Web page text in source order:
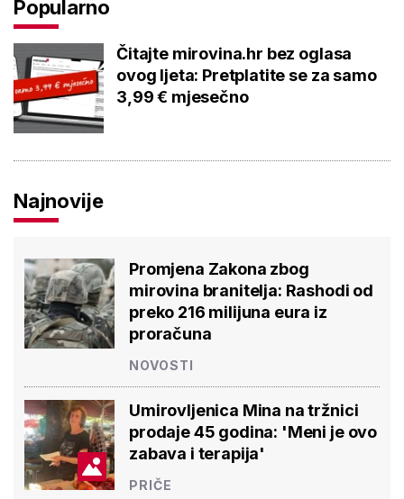
Popularno
Čitajte mirovina.hr bez oglasa
ovog ljeta: Pretplatite se za samo
3,99 € mjesečno
Najnovije
Promjena Zakona zbog
mirovina branitelja: Rashodi od
preko 216 milijuna eura iz
proračuna
NOVOSTI
Umirovljenica Mina na tržnici
prodaje 45 godina: 'Meni je ovo
zabava i terapija'
PRIČE